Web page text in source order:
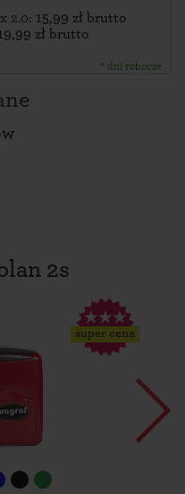
2.0: 15,99 zł brutto
zł brutto
* dni robocze
2s
super cena